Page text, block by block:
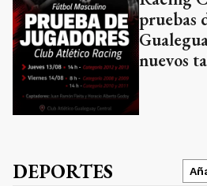
pruebas
nuevos
DEPORTES